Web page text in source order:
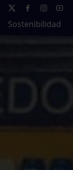
Sostenibilidad